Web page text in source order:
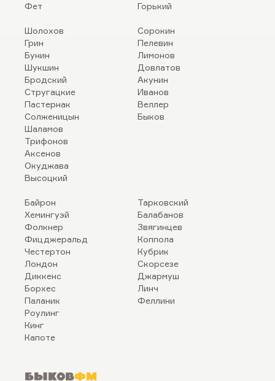
Фет
Горький
Шолохов
Грин
Бунин
Шукшин
Бродский
Стругацкие
Пастернак
Солженицын
Шаламов
Трифонов
Аксенов
Окуджава
Высоцкий
Сорокин
Пелевин
Лимонов
Довлатов
Акунин
Иванов
Веллер
Быков
Байрон
Хемингуэй
Фолкнер
Фицджеральд
Честертон
Лондон
Диккенс
Борхес
Паланик
Роулинг
Кинг
Капоте
Тарковский
Балабанов
Звягинцев
Коппола
Кубрик
Скорсезе
Джармуш
Линч
Феллини
БыковФМ